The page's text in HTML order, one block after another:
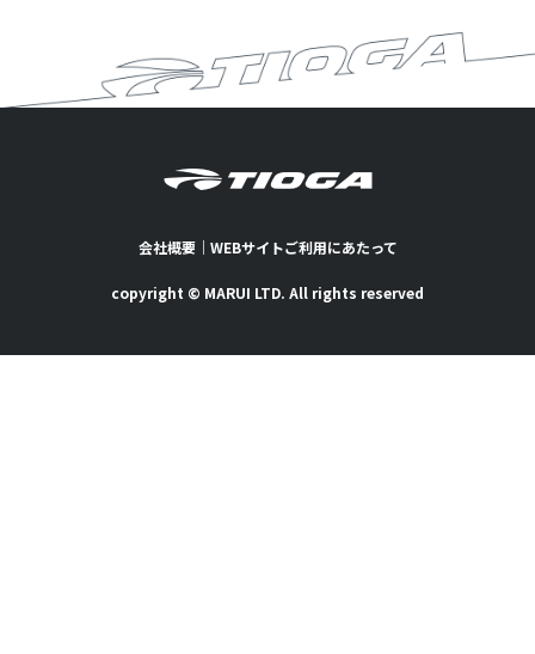
会社概要｜ WEBサイトご利用にあたって
copyright © MARUI LTD. All rights reserved